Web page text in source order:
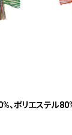
、ポリエステル